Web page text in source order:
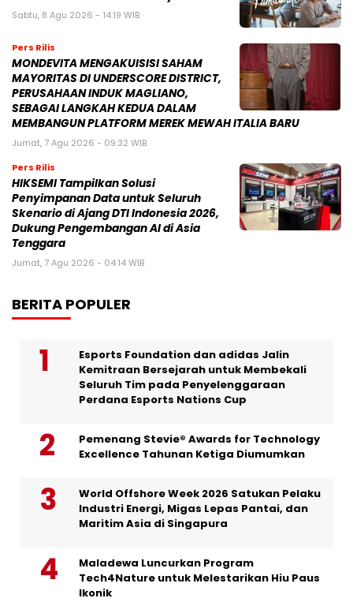
Sabtu, 8 Agu 2026 - 14:19 WIB
Pers Rilis
MONDEVITA MENGAKUISISI SAHAM
MAYORITAS DI UNDERSCORE DISTRICT,
PERUSAHAAN INDUK MAGLIANO,
SEBAGAI LANGKAH KEDUA DALAM
MEMBANGUN PLATFORM MEREK MEWAH ITALIA BARU
Jumat, 7 Agu 2026 - 09:32 WIB
Pers Rilis
HIKSEMI Tampilkan Solusi
Penyimpanan Data untuk Seluruh
Skenario di Ajang DTI Indonesia 2026,
Dukung Pengembangan AI di Asia
Tenggara
Jumat, 7 Agu 2026 - 04:14 WIB
BERITA POPULER
Esports Foundation dan adidas Jalin
Kemitraan Bersejarah untuk Membekali
Seluruh Tim pada Penyelenggaraan
Perdana Esports Nations Cup
Pemenang Stevie® Awards for Technology
Excellence Tahunan Ketiga Diumumkan
World Offshore Week 2026 Satukan Pelaku
Industri Energi, Migas Lepas Pantai, dan
Maritim Asia di Singapura
Maladewa Luncurkan Program
Tech4Nature untuk Melestarikan Hiu Paus
Ikonik